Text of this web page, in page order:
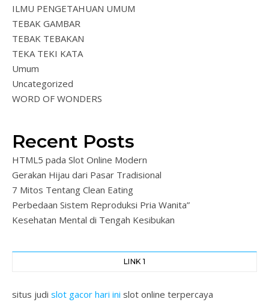
ILMU PENGETAHUAN UMUM
TEBAK GAMBAR
TEBAK TEBAKAN
TEKA TEKI KATA
Umum
Uncategorized
WORD OF WONDERS
Recent Posts
HTML5 pada Slot Online Modern
Gerakan Hijau dari Pasar Tradisional
7 Mitos Tentang Clean Eating
Perbedaan Sistem Reproduksi Pria Wanita”
Kesehatan Mental di Tengah Kesibukan
LINK 1
situs judi slot gacor hari ini slot online terpercaya